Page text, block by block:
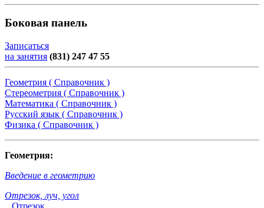
Боковая панель
Записаться
на занятия (831) 247 47 55
Геометрия ( Справочник )
Стереометрия ( Справочник )
Математика ( Справочник )
Русский язык ( Справочник )
Физика ( Справочник )
Геометрия:
Введение в геометрию
Отрезок, луч, угол
Отрезок